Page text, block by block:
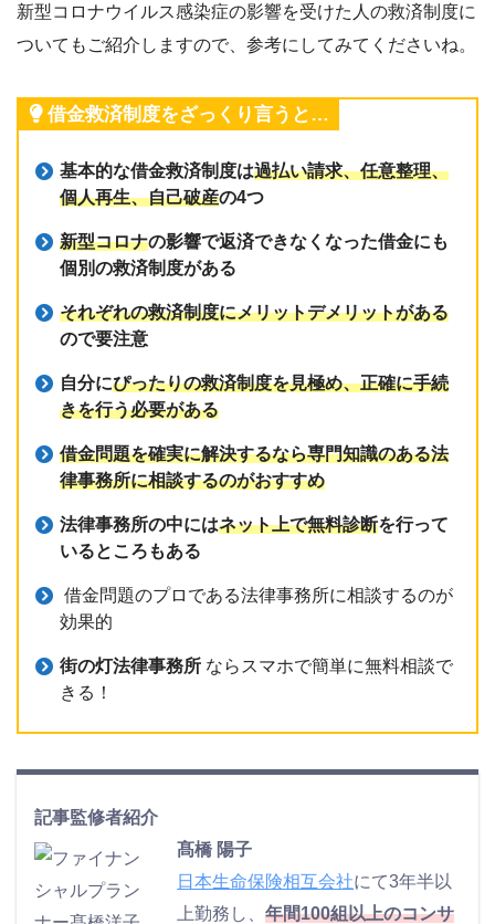
新型コロナウイルス感染症の影響を受けた人の救済制度に
ついてもご紹介しますので、参考にしてみてくださいね。
借金救済制度をざっくり言うと…
基本的な借金救済制度は過払い請求、任意整理、
個人再生、自己破産の4つ
新型コロナの影響で返済できなくなった借金にも
個別の救済制度がある
それぞれの救済制度にメリットデメリットがある
ので要注意
自分にぴったりの救済制度を見極め、正確に手続
きを行う必要がある
借金問題を確実に解決するなら専門知識のある法
律事務所に相談するのがおすすめ
法律事務所の中にはネット上で無料診断を行って
いるところもある
借金問題のプロである法律事務所に相談するのが
効果的
街の灯法律事務所 ならスマホで簡単に無料相談で
きる！
記事監修者紹介
髙橋 陽子
日本生命保険相互会社にて3年半以
上勤務し、年間100組以上のコンサ